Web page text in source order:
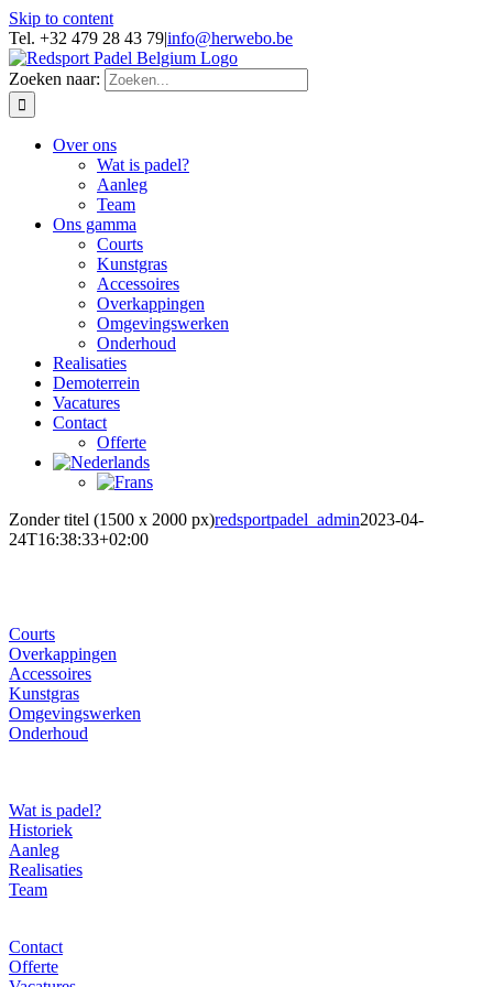
Skip to content
Tel. +32 479 28 43 79|info@herwebo.be
Zoeken naar:
Over ons
Wat is padel?
Aanleg
Team
Ons gamma
Courts
Kunstgras
Accessoires
Overkappingen
Omgevingswerken
Onderhoud
Realisaties
Demoterrein
Vacatures
Contact
Offerte
Zonder titel (1500 x 2000 px)redsportpadel_admin2023-04-
24T16:38:33+02:00
Courts
Overkappingen
Accessoires
Kunstgras
Omgevingswerken
Onderhoud
Wat is padel?
Historiek
Aanleg
Realisaties
Team
Contact
Offerte